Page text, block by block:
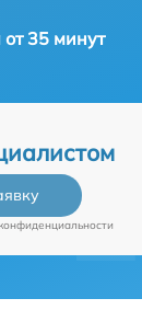
35 минут